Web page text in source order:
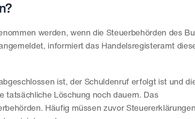
werden, wenn die Steuerbehörden des
informiert das Handelsregisteramt
ist, der Schuldenruf erfolgt ist und
tatsächliche Löschung noch dauern. Das
Häufig müssen zuvor